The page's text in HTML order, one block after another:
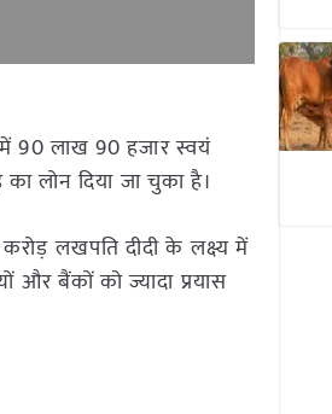
90 लाख 90 हजार स्वयं
लोन दिया जा चुका है।
करोड़ लखपति दीदी के लक्ष्य में
बैंकों को ज्यादा प्रयास